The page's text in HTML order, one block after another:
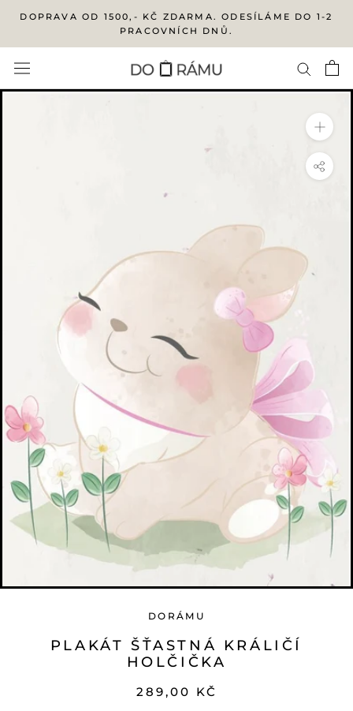
obsah
DOPRAVA OD 1500,- KČ ZDARMA. ODESÍLÁME DO 1-2
PRACOVNÍCH DNŮ.
DORÁMU
PLAKÁT ŠŤASTNÁ KRÁLIČÍ
HOLČIČKA
289,00 KČ